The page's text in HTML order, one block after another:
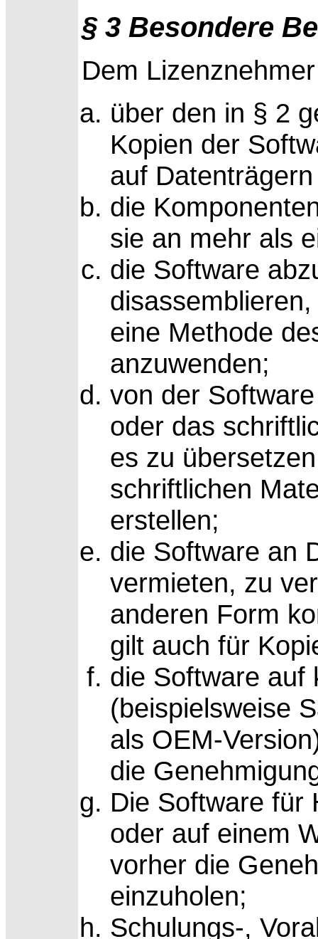
§ 3 Besondere
Dem
über den in § 2
Kopien der
auf
die
sie an mehr als
die Software
eine Methode
anzuwenden;
von der
oder das
es zu
schriftlichen
erstellen;
die Software an
vermieten, zu
anderen Form
gilt auch für
die Software auf
(beispielsweise
als OEM-
die
Die Software für
oder auf einem
vorher die
einzuholen;
Schulungs-,